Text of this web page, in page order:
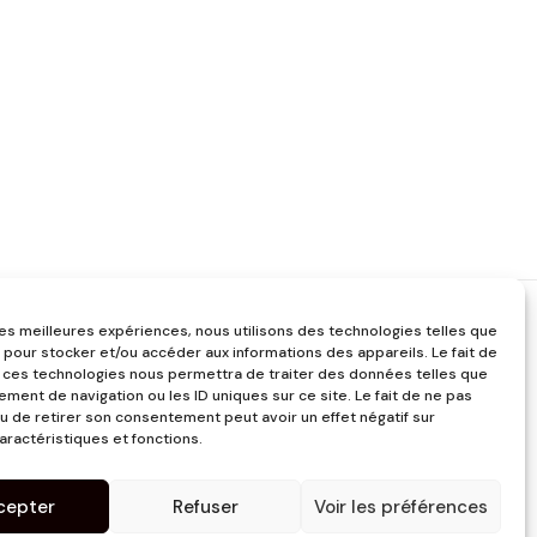
meilleures expériences, nous utilisons des technologies telles que
stocker et/ou accéder aux informations des appareils. Le fait de
technologies nous permettra de traiter des données telles que
de navigation ou les ID uniques sur ce site. Le fait de ne pas
de retirer son consentement peut avoir un effet négatif sur
et fonctions.
Refuser Voir les préférences